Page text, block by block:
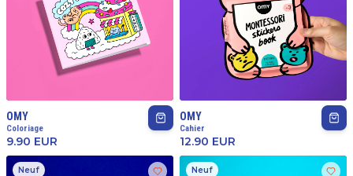
OMY
Coloriage
9.90 EUR
OMY
Cahier
12.90 EUR
Neuf Neuf